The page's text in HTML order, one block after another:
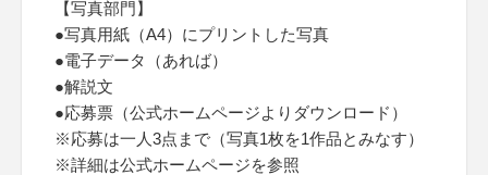
【写真部門】
●写真用紙（A4）にプリントした写真
●電子データ（あれば）
●解説文
●応募票（公式ホームページよりダウンロード）
※応募は一人3点まで（写真1枚を1作品とみなす）
※詳細は公式ホームページを参照